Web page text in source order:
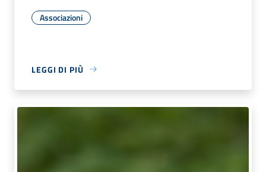
Associazioni
LEGGI DI PIÙ